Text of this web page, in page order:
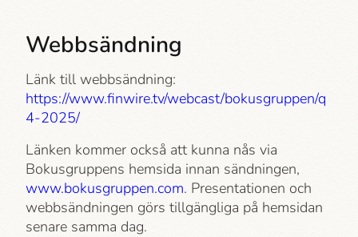
Webbsändning
Länk till webbsändning:
https://www.finwire.tv/webcast/bokusgruppen/q
4-2025/
Länken kommer också att kunna nås via
Bokusgruppens hemsida innan sändningen,
www.bokusgruppen.com. Presentationen och
webbsändningen görs tillgängliga på hemsidan
senare samma dag.